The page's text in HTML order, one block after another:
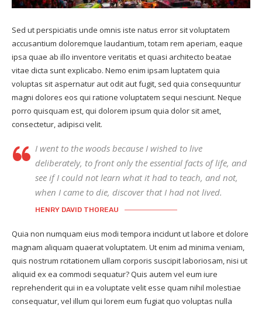
Sed ut perspiciatis unde omnis iste natus error sit voluptatem
accusantium doloremque laudantium, totam rem aperiam, eaque
ipsa quae ab illo inventore veritatis et quasi architecto beatae
vitae dicta sunt explicabo. Nemo enim ipsam luptatem quia
voluptas sit aspernatur aut odit aut fugit, sed quia consequuntur
magni dolores eos qui ratione voluptatem sequi nesciunt. Neque
porro quisquam est, qui dolorem ipsum quia dolor sit amet,
consectetur, adipisci velit.
I went to the woods because I wished to live
deliberately, to front only the essential facts of life, and
see if I could not learn what it had to teach, and not,
when I came to die, discover that I had not lived.
HENRY DAVID THOREAU
Quia non numquam eius modi tempora incidunt ut labore et dolore
magnam aliquam quaerat voluptatem. Ut enim ad minima veniam,
quis nostrum rcitationem ullam corporis suscipit laboriosam, nisi ut
aliquid ex ea commodi sequatur? Quis autem vel eum iure
reprehenderit qui in ea voluptate velit esse quam nihil molestiae
consequatur, vel illum qui lorem eum fugiat quo voluptas nulla